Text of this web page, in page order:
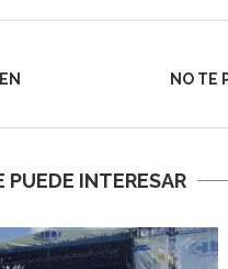
NO TE
PUEDE INTERESAR